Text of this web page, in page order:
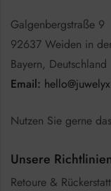
Galgenbergstraße 9
92637 Weiden in
Bayern, Deutschland
Email:
Nutzen Sie gerne das
Unsere
Retoure &